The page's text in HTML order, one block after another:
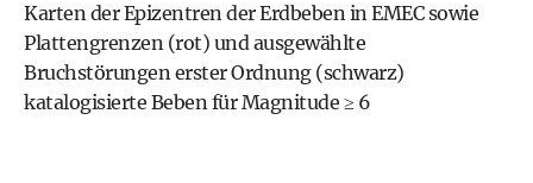
Karten der Epizentren der Erdbeben in EMEC sowie
Plattengrenzen (rot) und ausgewählte
Bruchstörungen erster Ordnung (schwarz)
katalogisierte Beben für Magnitude ≥ 6